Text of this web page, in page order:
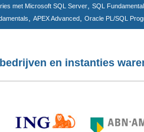
met Microsoft SQL Server ,SQL
,APEX Advanced ,Oracle PL/SQL
en instanties